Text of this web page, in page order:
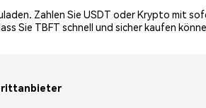
Zahlen Sie USDT oder Krypto mit
Sie TBFT schnell und sicher kaufen